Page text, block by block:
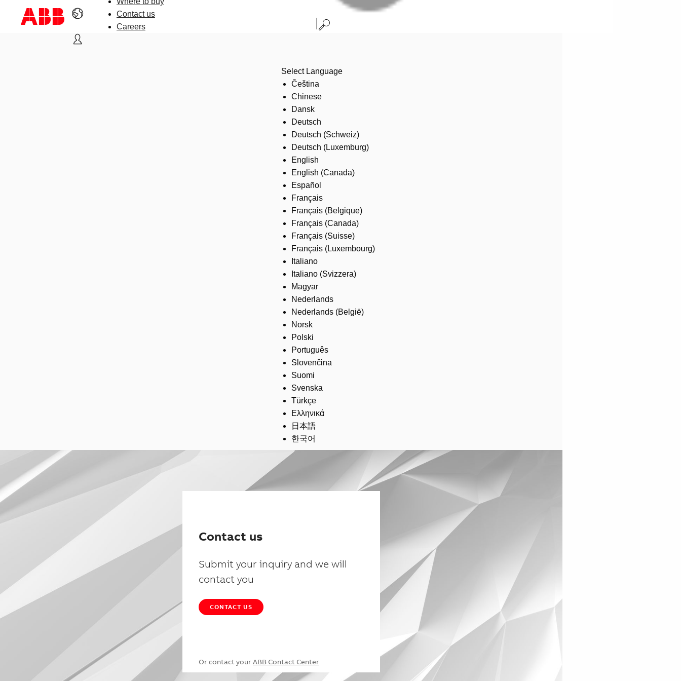
Contact us
Careers
Select Language
Čeština
Chinese
Dansk
Deutsch
Deutsch (Schweiz)
Deutsch (Luxemburg)
English
English (Canada)
Español
Français
Français (Belgique)
Français (Canada)
Français (Suisse)
Français (Luxembourg)
Italiano
Italiano (Svizzera)
Magyar
Nederlands
Nederlands (België)
Norsk
Polski
Português
Slovenčina
Suomi
Svenska
Türkçe
Ελληνικά
日本語
한국어
Contact us
Submit your inquiry and we will
contact you
CONTACT US
Or contact your ABB Contact Center